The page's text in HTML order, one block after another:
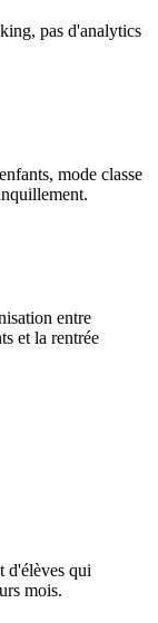
pas d'analytics
mode classe
entre
et la rentrée
d'élèves qui
mois.